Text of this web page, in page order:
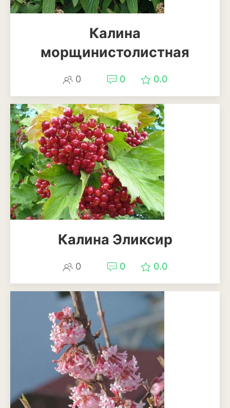
Калина
морщинистолистная
0 0 0.0
Калина Эликсир
0 0 0.0